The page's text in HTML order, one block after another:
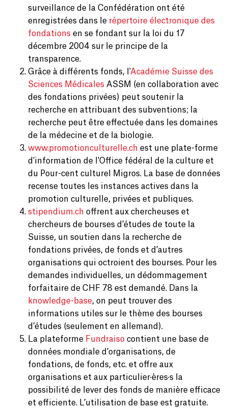
surveillance de la Confédération ont été
enregistrées dans le répertoire électronique des
fondations en se fondant sur la loi du 17
décembre 2004 sur le principe de la
transparence.
Grâce à différents fonds, l'Académie Suisse des
Sciences Médicales ASSM (en collaboration avec
des fondations privées) peut soutenir la
recherche en attribuant des subventions; la
recherche peut être effectuée dans les domaines
de la médecine et de la biologie.
www.promotionculturelle.ch est une plate-forme
d'information de l'Office fédéral de la culture et
du Pour-cent culturel Migros. La base de données
recense toutes les instances actives dans la
promotion culturelle, privées et publiques.
stipendium.ch offrent aux chercheuses et
chercheurs de bourses d’études de toute la
Suisse, un soutien dans la recherche de
fondations privées, de fonds et d’autres
organisations qui octroient des bourses. Pour les
demandes individuelles, un dédommagement
forfaitaire de CHF 78 est demandé. Dans la
knowledge-base, on peut trouver des
informations utiles sur le thème des bourses
d’études (seulement en allemand).
La plateforme Fundraiso contient une base de
données mondiale d’organisations, de
fondations, de fonds, etc. et offre aux
organisations et aux particulier·ères·s la
possibilité de lever des fonds de manière efficace
et efficiente. L’utilisation de base est gratuite.